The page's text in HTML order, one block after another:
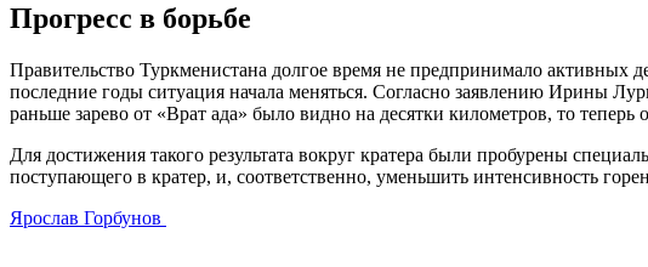
Прогресс в борьбе
Правительство Туркменистана долгое время не предпринимало
последние годы ситуация начала меняться. Согласно заявлению Ирины
раньше зарево от «Врат ада» было видно на десятки километров, то
Для достижения такого результата вокруг кратера были пробурены
поступающего в кратер, и, соответственно, уменьшить интенсивность
Ярослав Горбунов